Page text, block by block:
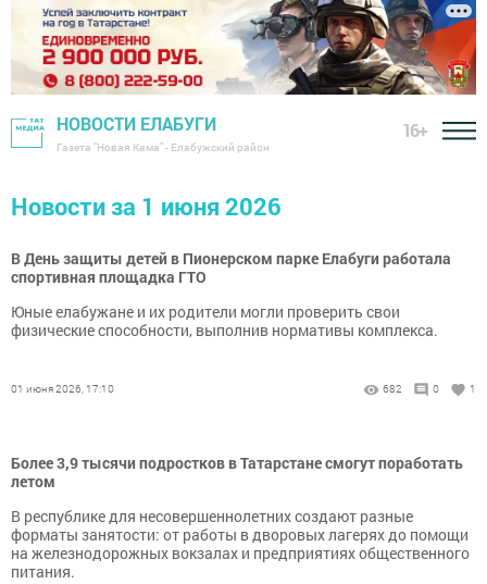
НОВОСТИ ЕЛАБУГИ
Газета "Новая Кама" - Елабужский район
16+
Новости за 1 июня 2026
В День защиты детей в Пионерском парке Елабуги работала
спортивная площадка ГТО
Юные елабужане и их родители могли проверить свои
физические способности, выполнив нормативы комплекса.
01 июня 2026, 17:10 682 0 1
Более 3,9 тысячи подростков в Татарстане смогут поработать
летом
В республике для несовершеннолетних создают разные
форматы занятости: от работы в дворовых лагерях до помощи
на железнодорожных вокзалах и предприятиях общественного
питания.